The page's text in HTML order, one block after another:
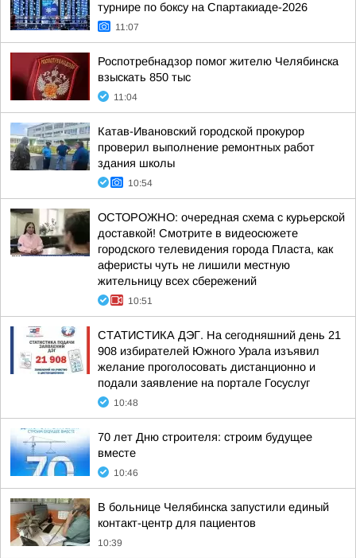
турнире по боксу на Спартакиаде-2026
11:07
Роспотребнадзор помог жителю Челябинска
взыскать 850 тыс
11:04
Катав-Ивановский городской прокурор
проверил выполнение ремонтных работ
здания школы
10:54
ОСТОРОЖНО: очередная схема с курьерской
доставкой! Смотрите в видеосюжете
городского телевидения города Пласта, как
аферисты чуть не лишили местную
жительницу всех сбережений
10:51
СТАТИСТИКА ДЭГ. На сегодняшний день 21
908 избирателей Южного Урала изъявил
желание проголосовать дистанционно и
подали заявление на портале Госуслуг
10:48
70 лет Дню строителя: строим будущее
вместе
10:46
В больнице Челябинска запустили единый
контакт-центр для пациентов
10:39